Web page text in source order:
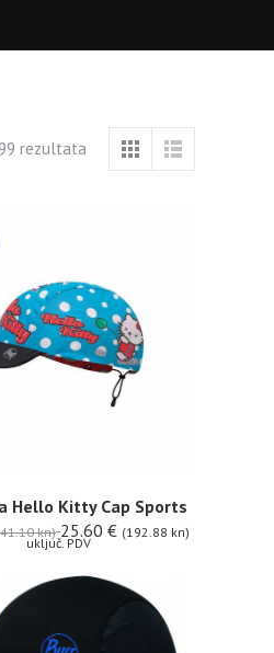
rezultata
Hello Kitty Cap Sports
kn) 25.60 € (192.88 kn)
uključ. PDV